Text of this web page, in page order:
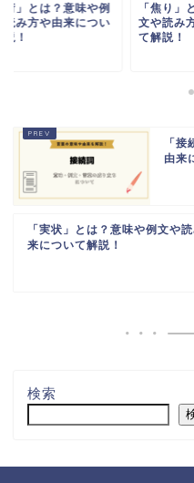
衍」とは？意味や例
読み方や由来につい
！
「焦り」
文や読み
て解説！
「
由来
「実状」とは？意味や例文や
来について解説！
検索